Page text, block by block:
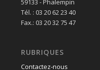
59133 - Phalempin
Tél. : 03 20 62 23 40
Fax.: 03 20 32 75 47
RUBRIQUES
Contactez-nous